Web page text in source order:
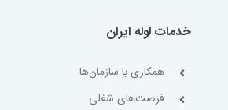
خدمات لوله ایران
همکاری با سازمان‌ها
فرصت‌های شغلی